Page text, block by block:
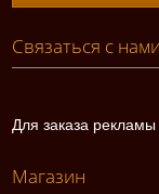
Связаться с нами
Для заказа
Магазин